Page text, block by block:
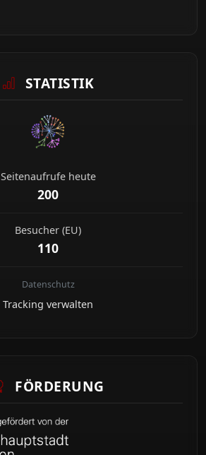
STATISTIK
Seitenaufrufe heute
200
Besucher (EU)
110
Datenschutz
Tracking verwalten
FÖRDERUNG